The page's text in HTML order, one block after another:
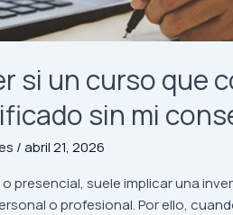
si un curso que
sin mi
/abril 21, 2026
presencial, suele implicar una
o profesional. Por ello,